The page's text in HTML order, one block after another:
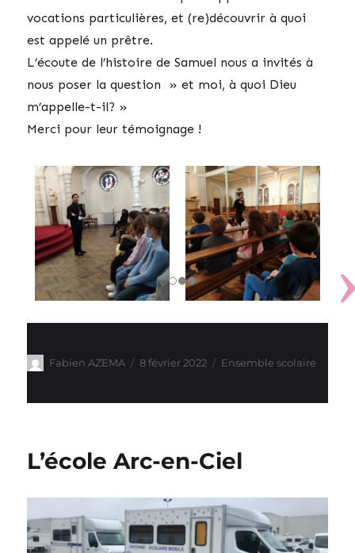
vocations particulières, et (re)découvrir à quoi
est appelé un prêtre.
L’écoute de l’histoire de Samuel nous a invités à
nous poser la question » et moi, à quoi Dieu
m’appelle-t-il? »
Merci pour leur témoignage !
Auteur
Fabien AZEMA
Publié
8 février 2022 Catégories
Ensemble scolaire
L’école Arc-en-Ciel